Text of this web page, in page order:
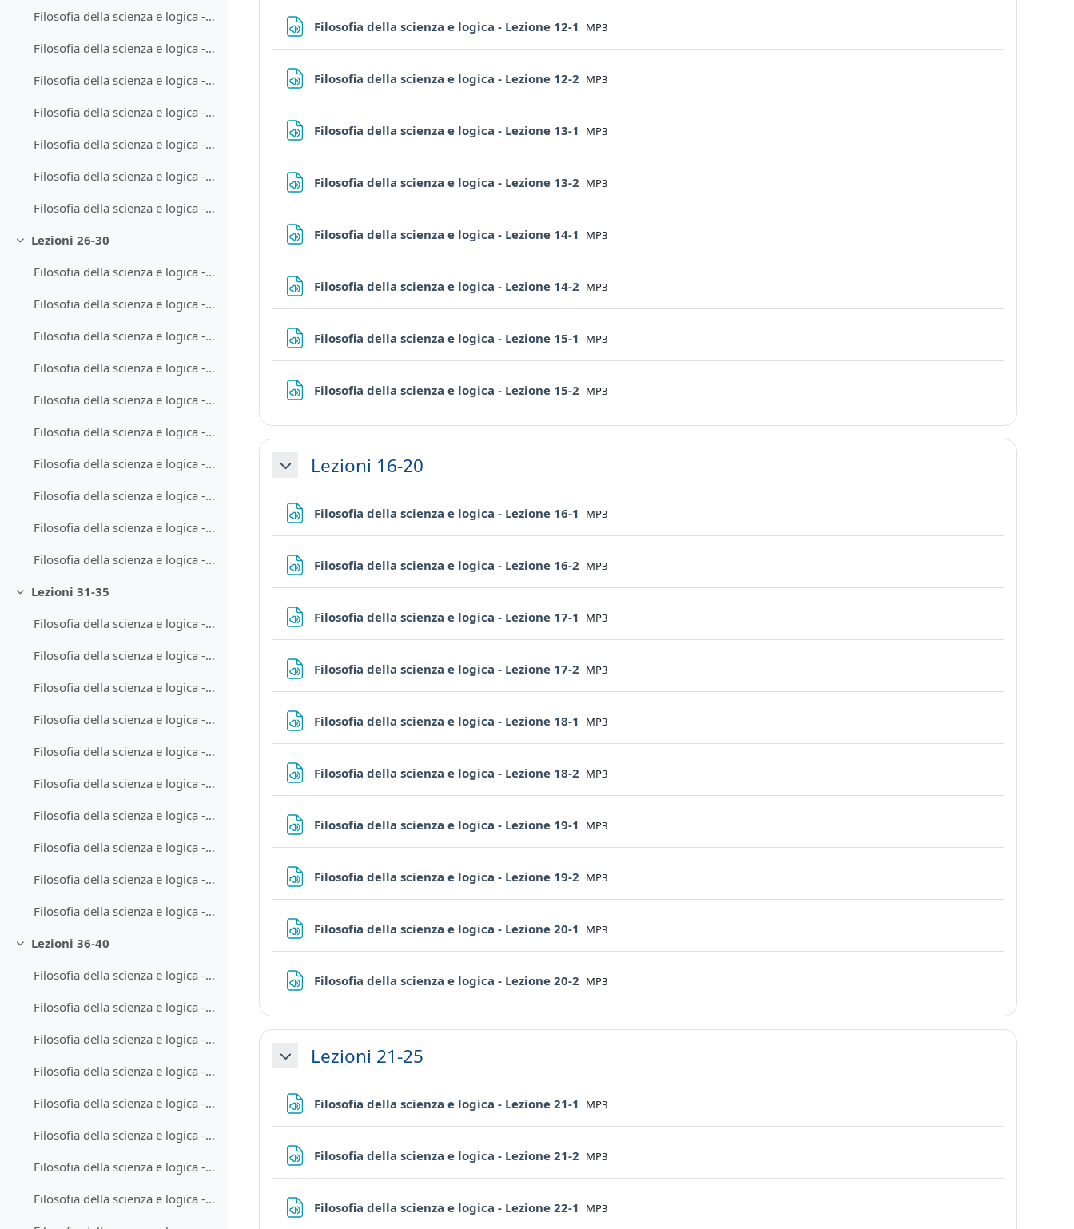
Filosofia della scienza e logica - Lezione 22-2
Filosofia della scienza e logica - Lezione 23-1
Filosofia della scienza e logica - Lezione 23-2
Filosofia della scienza e logica - Lezione 24-1
Filosofia della scienza e logica - Lezione 24-2
Filosofia della scienza e logica - Lezione 25-1
Filosofia della scienza e logica - Lezione 25-2
Minimizza
Lezioni 26-30
Filosofia della scienza e logica - Lezione 26-1
Filosofia della scienza e logica - Lezione 26-2
Filosofia della scienza e logica - Lezione 27-1
Filosofia della scienza e logica - Lezione 27-2
Filosofia della scienza e logica - Lezione 28-1
Filosofia della scienza e logica - Lezione 28-2
Filosofia della scienza e logica - Lezione 29-1
Filosofia della scienza e logica - Lezione 29-2
Filosofia della scienza e logica - Lezione 30-1
Filosofia della scienza e logica - Lezione 30-2
Minimizza
Lezioni 31-35
Filosofia della scienza e logica - Lezione 31-1
Filosofia della scienza e logica - Lezione 31-2
Filosofia della scienza e logica - Lezione 32-1
Filosofia della scienza e logica - Lezione 32-2
Filosofia della scienza e logica - Lezione 33-1
Filosofia della scienza e logica - Lezione 33-2
Filosofia della scienza e logica - Lezione 34-1
Filosofia della scienza e logica - Lezione 34-2
Filosofia della scienza e logica - Lezione 35-1
Filosofia della scienza e logica - Lezione 35-2
Minimizza
Lezioni 36-40
Filosofia della scienza e logica - Lezione 36-1
Filosofia della scienza e logica - Lezione 36-2
Filosofia della scienza e logica - Lezione 37-1
Filosofia della scienza e logica - Lezione 37-2
Filosofia della scienza e logica - Lezione 38-1
Filosofia della scienza e logica - Lezione 38-2
Filosofia della scienza e logica - Lezione 39-1
Filosofia della scienza e logica - Lezione 39-2
Filosofia della scienza e logica - Lezione 12-1 File
MP3
Filosofia della scienza e logica - Lezione 12-2 File
MP3
Filosofia della scienza e logica - Lezione 13-1 File
MP3
Filosofia della scienza e logica - Lezione 13-2 File
MP3
Filosofia della scienza e logica - Lezione 14-1 File
MP3
Filosofia della scienza e logica - Lezione 14-2 File
MP3
Filosofia della scienza e logica - Lezione 15-1 File
MP3
Filosofia della scienza e logica - Lezione 15-2 File
MP3
MinimizzaLezioni 16-20
Filosofia della scienza e logica - Lezione 16-1 File
MP3
Filosofia della scienza e logica - Lezione 16-2 File
MP3
Filosofia della scienza e logica - Lezione 17-1 File
MP3
Filosofia della scienza e logica - Lezione 17-2 File
MP3
Filosofia della scienza e logica - Lezione 18-1 File
MP3
Filosofia della scienza e logica - Lezione 18-2 File
MP3
Filosofia della scienza e logica - Lezione 19-1 File
MP3
Filosofia della scienza e logica - Lezione 19-2 File
MP3
Filosofia della scienza e logica - Lezione 20-1 File
MP3
Filosofia della scienza e logica - Lezione 20-2 File
MP3
MinimizzaLezioni 21-25
Filosofia della scienza e logica - Lezione 21-1 File
MP3
Filosofia della scienza e logica - Lezione 21-2 File
MP3
Filosofia della scienza e logica - Lezione 22-1 File
MP3